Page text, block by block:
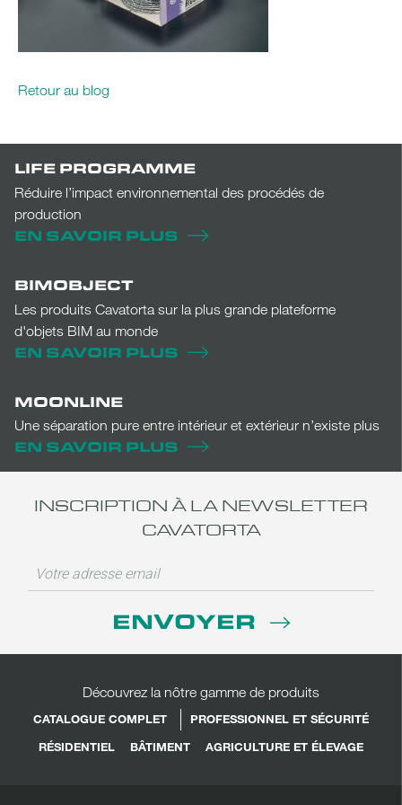
Retour au blog
LIFE PROGRAMME
Réduire l’impact environnemental des procédés de
production
EN SAVOIR PLUS
BIMOBJECT
Les produits Cavatorta sur la plus grande plateforme
d'objets BIM au monde
EN SAVOIR PLUS
MOONLINE
Une séparation pure entre intérieur et extérieur n’existe plus
EN SAVOIR PLUS
INSCRIPTION À LA NEWSLETTER
CAVATORTA
ENVOYER
Découvrez la nôtre gamme de produits
CATALOGUE COMPLET
PROFESSIONNEL ET SÉCURITÉ
RÉSIDENTIEL
BÂTIMENT AGRICULTURE ET ÉLEVAGE